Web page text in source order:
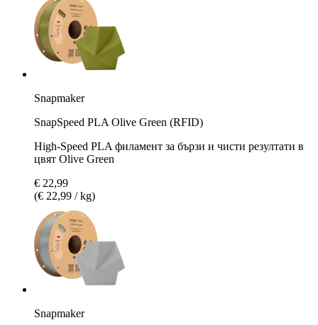
Snapmaker
SnapSpeed PLA Olive Green (RFID)
High-Speed PLA филамент за бързи и чисти резултати в
цвят Olive Green
€ 22,99
(€ 22,99 / kg)
Snapmaker